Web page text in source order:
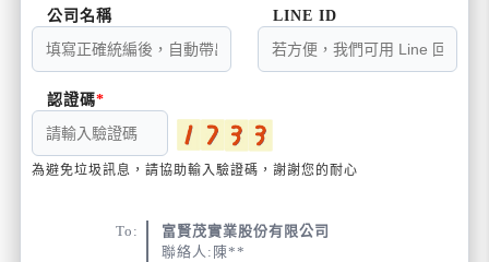
公司名稱 LINE ID
認證碼
為避免垃圾訊息，請協助輸入驗證碼，謝謝您的耐心
To:
富賢茂實業股份有限公司
聯絡人:陳**